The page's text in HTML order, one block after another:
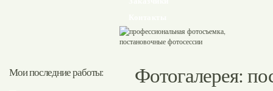
Мои последние работы: Фотогалерея: